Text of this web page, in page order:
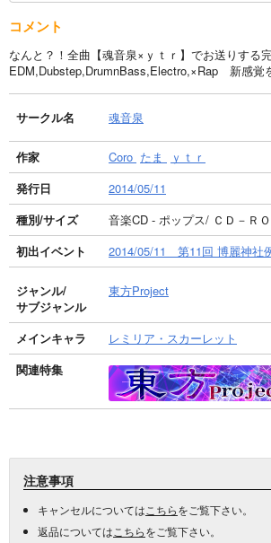
コメント
なんと？！全曲【魂音泉×ｙｔｒ】でお送りする
EDM,Dubstep,DrumnBass,Electro,×Rap 新感覚
サークル名 魂音泉
作家 Coro たま
ｙｔｒ
発行日
2014/05/11
種別/サイズ
音楽CD - ポップス/ ＣＤ－Ｒ
初出イベント
2014/05/11 第11回 博麗神社
ジャンル/
サブジャンル
東方Project
メインキャラ
レミリア・スカーレット
関連特集
注意事項
キャンセルについては こちらをご覧下さい。
返品については こちらをご覧下さい。